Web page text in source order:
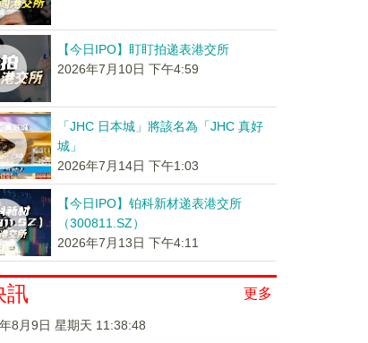
【今日IPO】盯盯拍递表港交所
2026年7月10日 下午4:59
「JHC 日本城」將該名為「JHC 真好
城」
2026年7月14日 下午1:03
【今日IPO】铂科新材递表港交所
（300811.SZ）
2026年7月13日 下午4:11
更多
訊
8月9日 星期天 11:38:49